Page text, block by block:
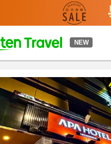
NEW
숙박 상품이용 후기 편의 시설/서비스